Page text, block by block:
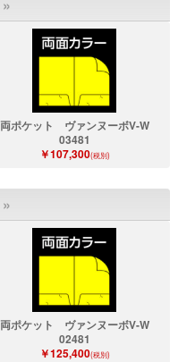
»
両ポケット ヴァンヌーボV-W
03481
￥107,300(税別)
»
両ポケット ヴァンヌーボV-W
02481
￥125,400(税別)